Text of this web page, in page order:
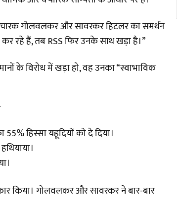
गोलवलकर और सावरकर हिटलर का समर्थन
रहे हैं, तब RSS फिर उनके साथ खड़ा है।”
के विरोध में खड़ा हो, वह उनका “स्वाभाविक
55% हिस्सा यहूदियों को दे दिया।
किया। गोलवलकर और सावरकर ने बार-बार